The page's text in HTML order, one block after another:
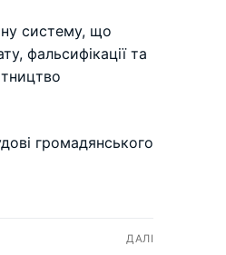
систему, що
фальсифікації та
громадянського
ДАЛІ